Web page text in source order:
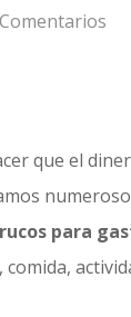
que el
para